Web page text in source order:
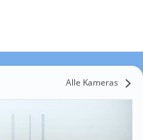
Alle Kameras